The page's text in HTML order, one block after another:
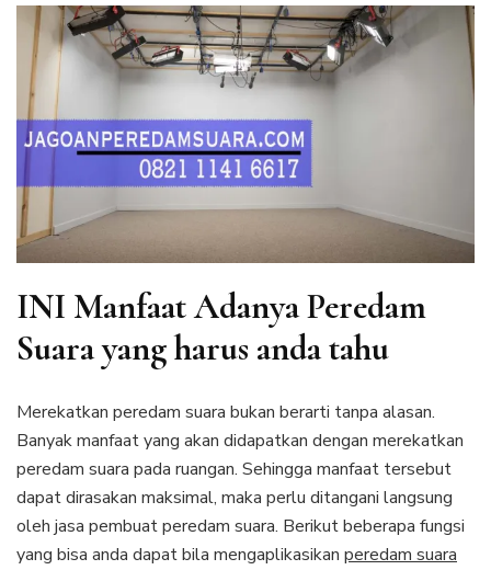
INI Manfaat Adanya Peredam
Suara yang harus anda tahu
Merekatkan peredam suara bukan berarti tanpa alasan.
Banyak manfaat yang akan didapatkan dengan merekatkan
peredam suara pada ruangan. Sehingga manfaat tersebut
dapat dirasakan maksimal, maka perlu ditangani langsung
oleh jasa pembuat peredam suara. Berikut beberapa fungsi
yang bisa anda dapat bila mengaplikasikan peredam suara